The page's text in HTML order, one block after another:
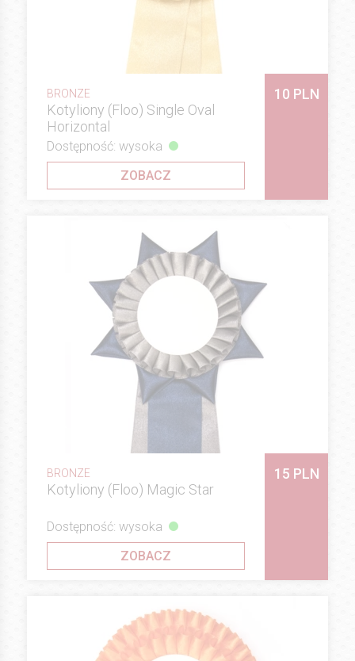
BRONZE
Kotyliony (Floo) Single Oval
Horizontal
10 PLN
Dostępność: wysoka
ZOBACZ
BRONZE
Kotyliony (Floo) Magic Star
15 PLN
Dostępność: wysoka
ZOBACZ